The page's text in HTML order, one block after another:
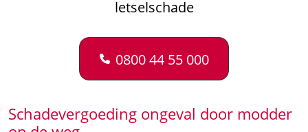
letselschade
0800 44 55 000
Schadevergoeding ongeval door modder